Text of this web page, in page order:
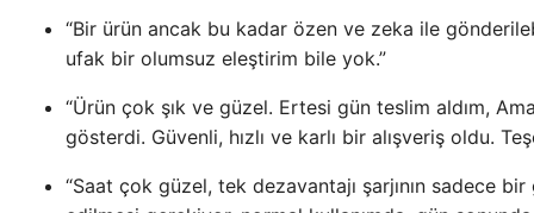
“Bir ürün ancak bu kadar özen ve zeka ile
ufak bir olumsuz eleştirim bile yok.”
“Ürün çok şık ve güzel. Ertesi gün teslim aldım,
gösterdi. Güvenli, hızlı ve karlı bir alışveriş oldu.
“Saat çok güzel, tek dezavantajı şarjının sadece